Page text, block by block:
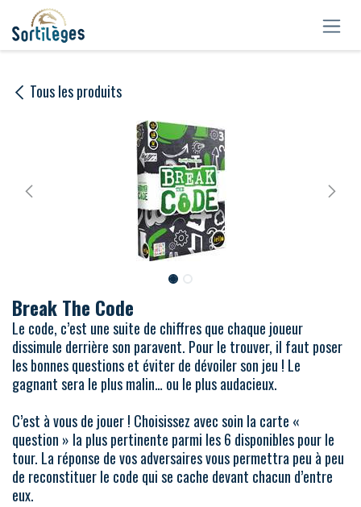
Se rendre au contenu
Tous les produits
Break The Code
Le code, c’est une suite de chiffres que chaque joueur
dissimule derrière son paravent. Pour le trouver, il faut poser
les bonnes questions et éviter de dévoiler son jeu ! Le
gagnant sera le plus malin… ou le plus audacieux.
C’est à vous de jouer ! Choisissez avec soin la carte «
question » la plus pertinente parmi les 6 disponibles pour le
tour. La réponse de vos adversaires vous permettra peu à peu
de reconstituer le code qui se cache devant chacun d’entre
eux.